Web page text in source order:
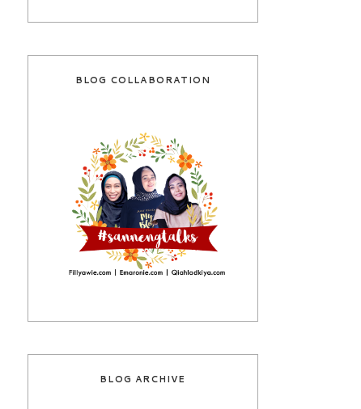
BLOG COLLABORATION
BLOG ARCHIVE